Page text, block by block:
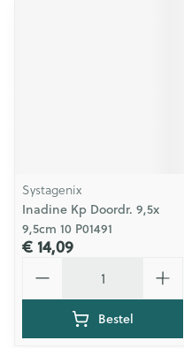
Systagenix
Inadine Kp Doordr. 9,5x
9,5cm 10 P01491
€ 14,09
Bestel